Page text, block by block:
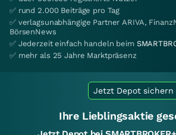
✅ rund 2.000 Beiträge pro Tag
✅ verlagsunabhängige Partner ARIVA,
BörsenNews
✅ Jederzeit einfach handeln beim
✅ mehr als 25 Jahre Marktpräsenz
Jetzt Depot sichern
Ihre Lieblingsaktie